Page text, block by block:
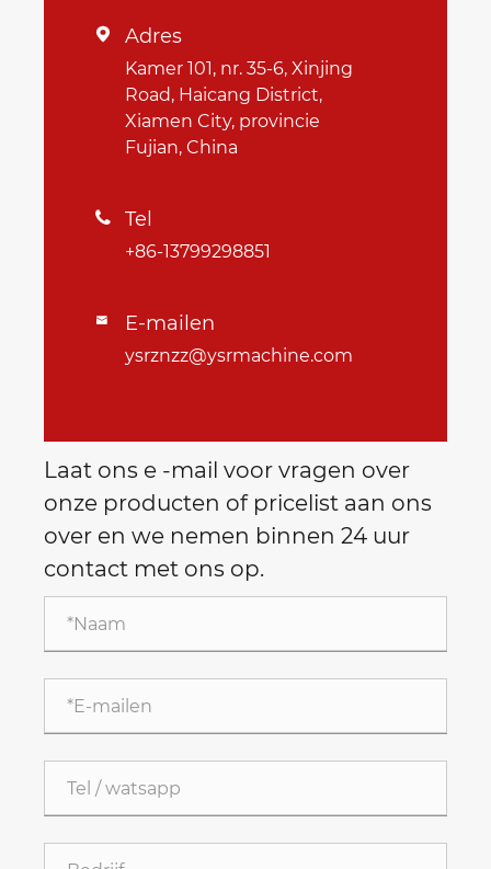
 Adres
Kamer 101, nr. 35-6, Xinjing
Road, Haicang District,
Xiamen City, provincie
Fujian, China
 Tel
+86-13799298851
 E-mailen
ysrznzz@ysrmachine.com
Laat ons e -mail voor vragen over
onze producten of pricelist aan ons
over en we nemen binnen 24 uur
contact met ons op.